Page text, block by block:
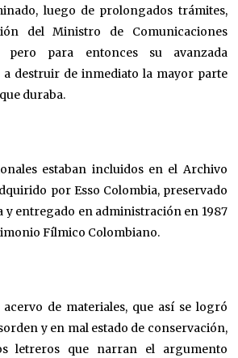
luego de prolongados trámites,
del Ministro de Comunicaciones
pero para entonces su avanzada
destruir de inmediato la mayor parte
duraba.
estaban incluidos en el Archivo
por Esso Colombia, preservado
y entregado en administración en 1987
Fílmico Colombiano.
de materiales, que así se logró
y en mal estado de conservación,
letreros que narran el argumento